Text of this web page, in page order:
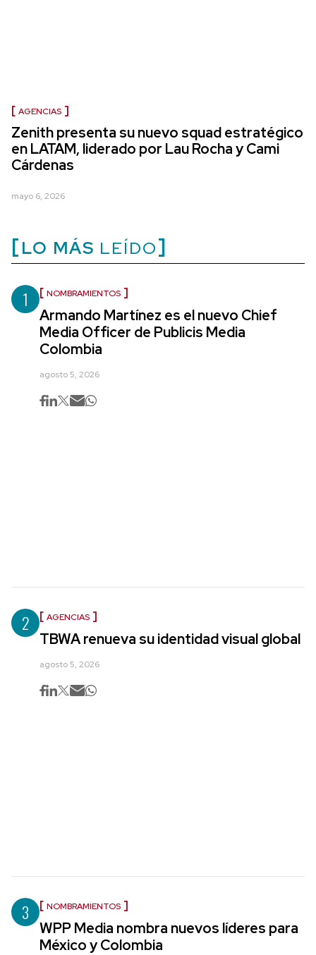
AGENCIAS
Zenith presenta su nuevo squad estratégico
en LATAM, liderado por Lau Rocha y Cami
Cárdenas
mayo 6, 2026
LO MÁS LEÍDO
1 NOMBRAMIENTOS
Armando Martínez es el nuevo Chief
Media Officer de Publicis Media
Colombia
agosto 5, 2026
2 AGENCIAS
TBWA renueva su identidad visual global
agosto 5, 2026
3 NOMBRAMIENTOS
WPP Media nombra nuevos líderes para
México y Colombia